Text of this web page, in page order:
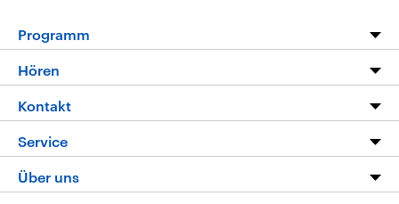
Programm
Programm
Die Nachrichten
Nachrichtenleicht
Neue Beiträge auf dlf.de
Hören
Livestream
Podcasts
Deutschlandfunk App
Kontakt
Hörerservice
Service
FAQ
Über uns